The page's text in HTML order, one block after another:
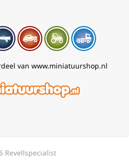
van www.miniatuurshop.nl
Revellspecialist